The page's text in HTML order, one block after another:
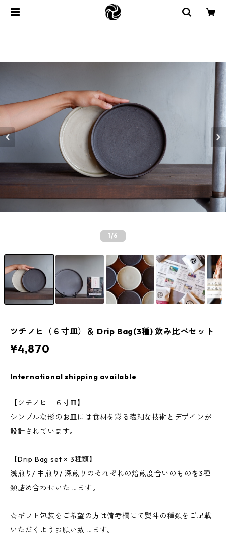
1/6
ツチノヒ（６寸皿）＆ Drip Bag(3種) 飲み比べセット
¥4,870
International shipping available
【ツチノヒ ６寸皿】
シンプルな形のお皿には食材を彩る繊細な技術とデザインが
設計されています。
【Drip Bag set × 3種類】
浅煎り/ 中煎り/ 深煎りのそれぞれの焙煎度合いのものを3種
類詰め合わせいたします。
☆ギフト包装をご希望の方は備考欄にて熨斗の種類をご記載
いただくようお願い致します。